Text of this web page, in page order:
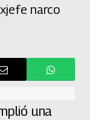
narco
una